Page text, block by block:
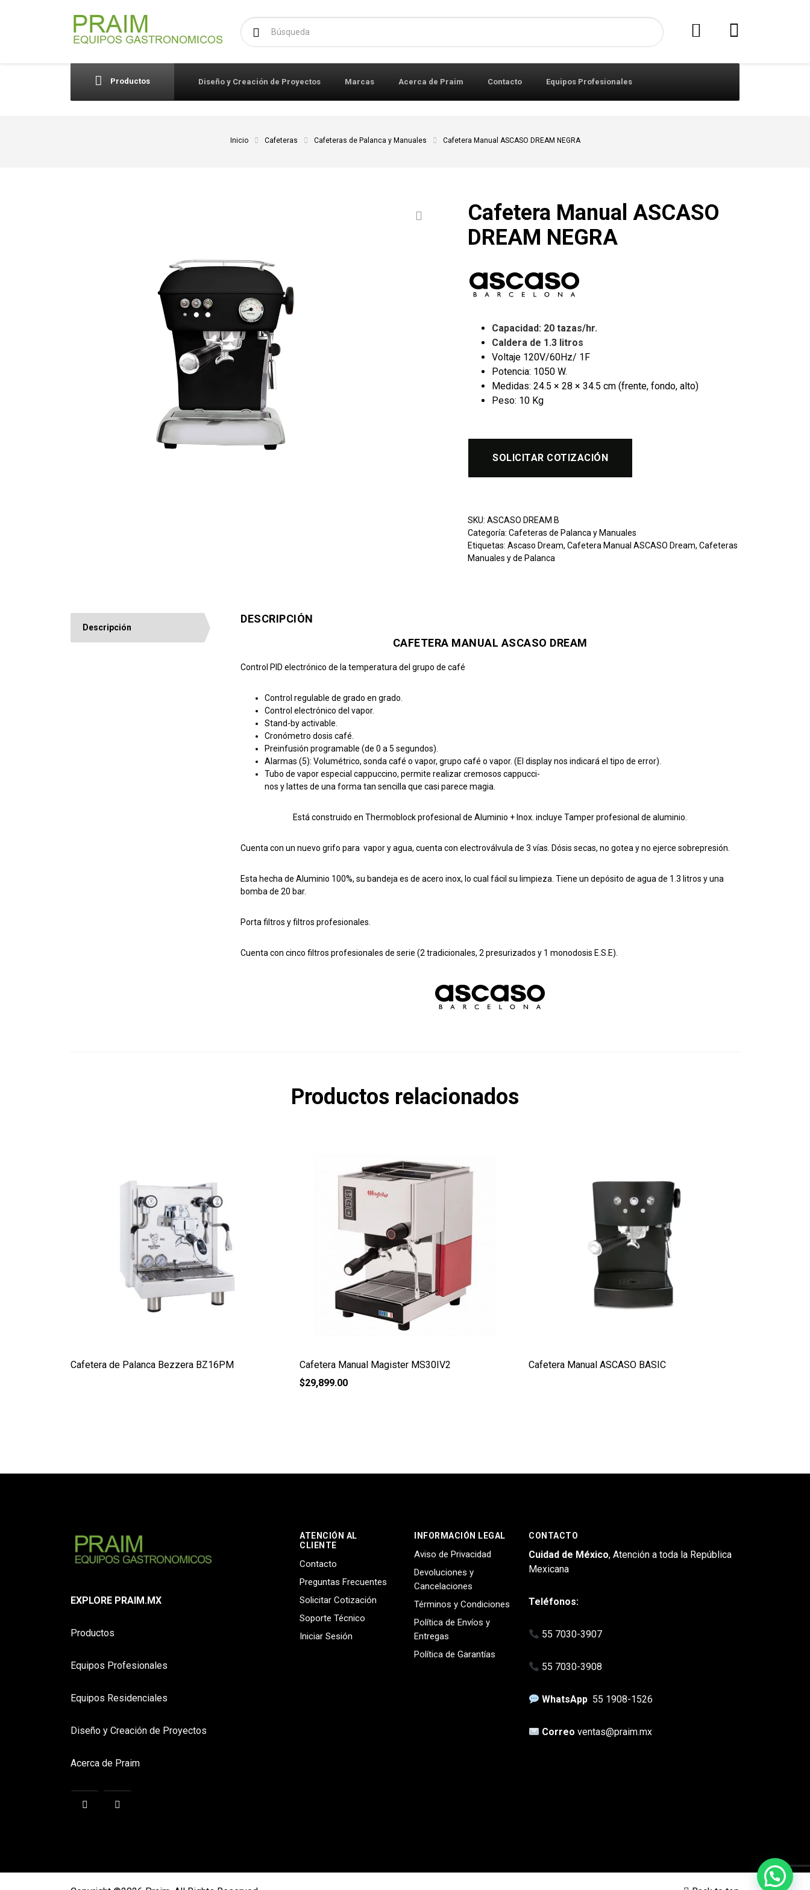
Buscar:
Productos Diseño y Creación de Proyectos Marcas Acerca de Praim Contacto Equipos Profesionales
Inicio Cafeteras Cafeteras de Palanca y Manuales Cafetera Manual ASCASO DREAM NEGRA
Cafetera Manual ASCASO
DREAM NEGRA
Capacidad: 20 tazas/hr.
Caldera de 1.3 litros
Voltaje 120V/60Hz/ 1F
Potencia: 1050 W.
Medidas: 24.5 × 28 × 34.5 cm (frente, fondo, alto)
Peso: 10 Kg
SOLICITAR COTIZACIÓN
SKU:ASCASO DREAM B
Categoría:Cafeteras de Palanca y Manuales
Etiquetas:Ascaso Dream,Cafetera Manual ASCASO Dream,Cafeteras
Manuales y de Palanca
Descripción
DESCRIPCIÓN
CAFETERA MANUAL ASCASO DREAM
Control PID electrónico de la temperatura del grupo de café
Control regulable de grado en grado.
Control electrónico del vapor.
Stand-by activable.
Cronómetro dosis café.
Preinfusión programable (de 0 a 5 segundos).
Alarmas (5): Volumétrico, sonda café o vapor, grupo café o vapor. (El display nos indicará el tipo de error).
Tubo de vapor especial cappuccino, permite realizar cremosos cappucci-
nos y lattes de una forma tan sencilla que casi parece magia.
Está construido en Thermoblock profesional de Aluminio + Inox. incluye Tamper profesional de aluminio.
Cuenta con un nuevo grifo para vapor y agua, cuenta con electroválvula de 3 vías. Dósis secas, no gotea y no ejerce sobrepresión.
Esta hecha de Aluminio 100%, su bandeja es de acero inox, lo cual fácil su limpieza. Tiene un depósito de agua de 1.3 litros y una
bomba de 20 bar.
Porta filtros y filtros profesionales.
Cuenta con cinco filtros profesionales de serie (2 tradicionales, 2 presurizados y 1 monodosis E.S.E).
Productos relacionados
Cafetera de Palanca Bezzera BZ16PM
Cafetera Manual Magister MS30IV2
$29,899.00
Cafetera Manual ASCASO BASIC
EXPLORE PRAIM.MX
Productos
Equipos Profesionales
Equipos Residenciales
Diseño y Creación de Proyectos
Acerca de Praim
ATENCIÓN AL
CLIENTE
Contacto
Preguntas Frecuentes
Solicitar Cotización
Soporte Técnico
Iniciar Sesión
INFORMACIÓN LEGAL
Aviso de Privacidad
Devoluciones y
Cancelaciones
Términos y Condiciones
Política de Envíos y
Entregas
Política de Garantías
CONTACTO
Cuidad de México, Atención a toda la República
Mexicana
Teléfonos:
55 7030-3907
55 7030-3908
WhatsApp 55 1908-1526
Correoventas@praim.mx